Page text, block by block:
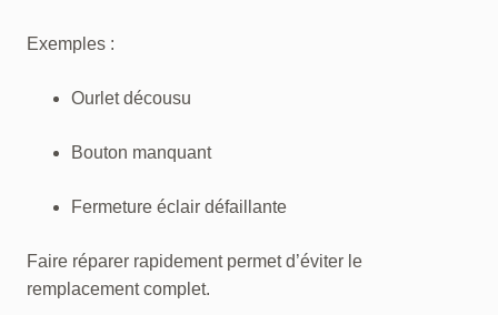
Exemples :
Ourlet décousu
Bouton manquant
Fermeture éclair défaillante
Faire réparer rapidement permet d’éviter le
remplacement complet.